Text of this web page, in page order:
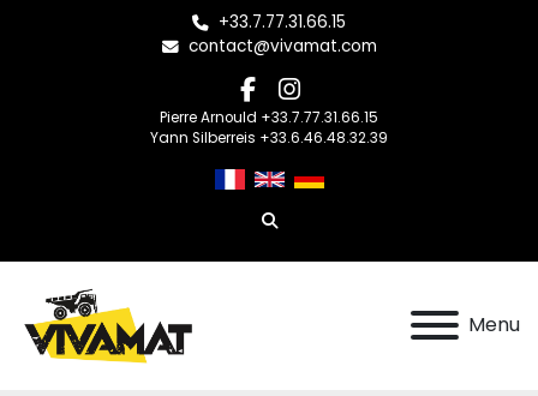
+33.7.77.31.66.15
contact@vivamat.com
facebook
instagram
Pierre Arnould +33.7.77.31.66.15
Yann Silberreis +33.6.46.48.32.39
Rechercher
Menu